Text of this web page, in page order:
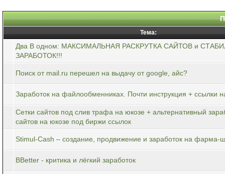
Тема:
Два В одном: МАКСИМАЛЬНАЯ РАСКРУТКА САЙТОВ и
ЗАРАБОТОК!!!
Поиск от mail.ru перешел на выдачу от google, айс?
Заработок на файлообменниках. Почти инструкция + ссылки
Сетки cайтов под слив трафа на юкозе + альтернативный
сайтов на юкозе под биржи ссылок
Stimul-Cash – создание, продвижение и заработок на фарма-
BBetter - критика и лёгкий заработок